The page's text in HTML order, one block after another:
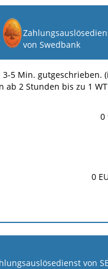
Maximale
Gebühr
von Swedbank
5 Min. gutgeschrieben.
ab 2 Stunden bis zu 1 WT
0
0
von